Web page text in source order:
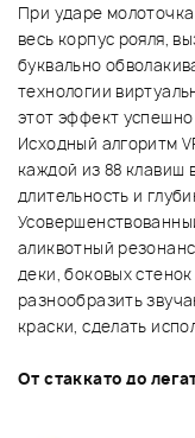
При ударе
весь корпус рояля,
буквально
технологии
этот эффект
Исходный алгоритм
каждой из 88 клавиш
длительность и
аликвотный
деки, боковых
разнообразить
краски, сделать
От стаккато до